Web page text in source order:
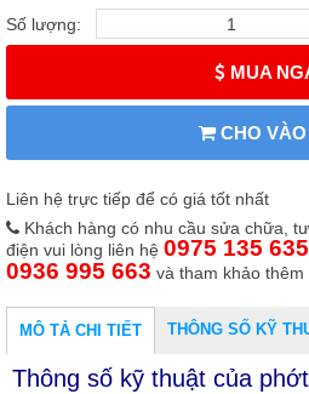
Số lượng:
MUA
CHO VÀO
Liên hệ trực tiếp để có giá tốt nhất
Khách hàng có nhu cầu sửa chữa,
điện vui lòng liên hệ 0975 135
0936 995 663 và tham khảo thêm
MÔ TẢ CHI TIẾT THÔNG SỐ KỸ
Thông số kỹ thuật của